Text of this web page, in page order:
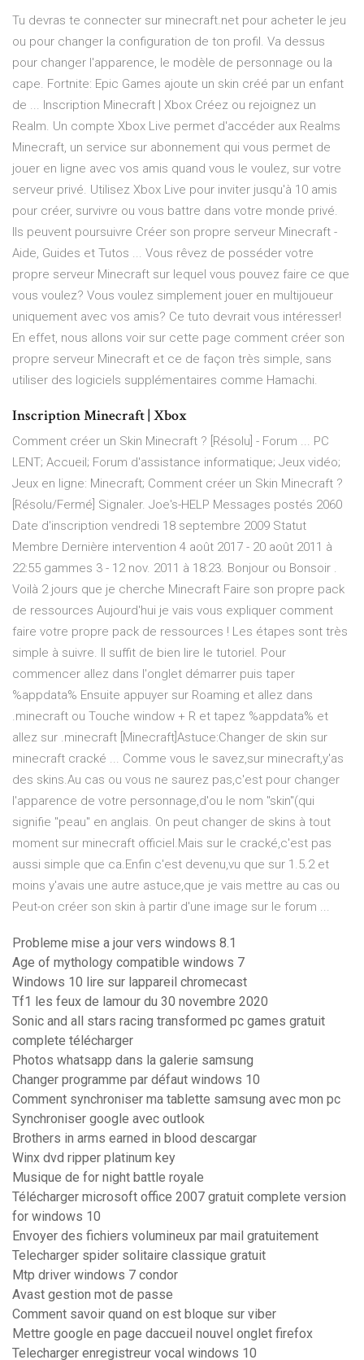
Tu devras te connecter sur minecraft.net pour acheter le jeu
ou pour changer la configuration de ton profil. Va dessus
pour changer l'apparence, le modèle de personnage ou la
cape. Fortnite: Epic Games ajoute un skin créé par un enfant
de ... Inscription Minecraft | Xbox Créez ou rejoignez un
Realm. Un compte Xbox Live permet d'accéder aux Realms
Minecraft, un service sur abonnement qui vous permet de
jouer en ligne avec vos amis quand vous le voulez, sur votre
serveur privé. Utilisez Xbox Live pour inviter jusqu'à 10 amis
pour créer, survivre ou vous battre dans votre monde privé.
Ils peuvent poursuivre Créer son propre serveur Minecraft -
Aide, Guides et Tutos ... Vous rêvez de posséder votre
propre serveur Minecraft sur lequel vous pouvez faire ce que
vous voulez? Vous voulez simplement jouer en multijoueur
uniquement avec vos amis? Ce tuto devrait vous intéresser!
En effet, nous allons voir sur cette page comment créer son
propre serveur Minecraft et ce de façon très simple, sans
utiliser des logiciels supplémentaires comme Hamachi.
Inscription Minecraft | Xbox
Comment créer un Skin Minecraft ? [Résolu] - Forum ... PC
LENT; Accueil; Forum d'assistance informatique; Jeux vidéo;
Jeux en ligne: Minecraft; Comment créer un Skin Minecraft ?
[Résolu/Fermé] Signaler. Joe's-HELP Messages postés 2060
Date d'inscription vendredi 18 septembre 2009 Statut
Membre Dernière intervention 4 août 2017 - 20 août 2011 à
22:55 gammes 3 - 12 nov. 2011 à 18:23. Bonjour ou Bonsoir .
Voilà 2 jours que je cherche Minecraft Faire son propre pack
de ressources Aujourd'hui je vais vous expliquer comment
faire votre propre pack de ressources ! Les étapes sont très
simple à suivre. Il suffit de bien lire le tutoriel. Pour
commencer allez dans l'onglet démarrer puis taper
%appdata% Ensuite appuyer sur Roaming et allez dans
.minecraft ou Touche window + R et tapez %appdata% et
allez sur .minecraft [Minecraft]Astuce:Changer de skin sur
minecraft cracké ... Comme vous le savez,sur minecraft,y'as
des skins.Au cas ou vous ne saurez pas,c'est pour changer
l'apparence de votre personnage,d'ou le nom "skin"(qui
signifie "peau" en anglais. On peut changer de skins à tout
moment sur minecraft officiel.Mais sur le cracké,c'est pas
aussi simple que ca.Enfin c'est devenu,vu que sur 1.5.2 et
moins y'avais une autre astuce,que je vais mettre au cas ou
Peut-on créer son skin à partir d'une image sur le forum ...
Probleme mise a jour vers windows 8.1
Age of mythology compatible windows 7
Windows 10 lire sur lappareil chromecast
Tf1 les feux de lamour du 30 novembre 2020
Sonic and all stars racing transformed pc games gratuit
complete télécharger
Photos whatsapp dans la galerie samsung
Changer programme par défaut windows 10
Comment synchroniser ma tablette samsung avec mon pc
Synchroniser google avec outlook
Brothers in arms earned in blood descargar
Winx dvd ripper platinum key
Musique de for night battle royale
Télécharger microsoft office 2007 gratuit complete version
for windows 10
Envoyer des fichiers volumineux par mail gratuitement
Telecharger spider solitaire classique gratuit
Mtp driver windows 7 condor
Avast gestion mot de passe
Comment savoir quand on est bloque sur viber
Mettre google en page daccueil nouvel onglet firefox
Telecharger enregistreur vocal windows 10